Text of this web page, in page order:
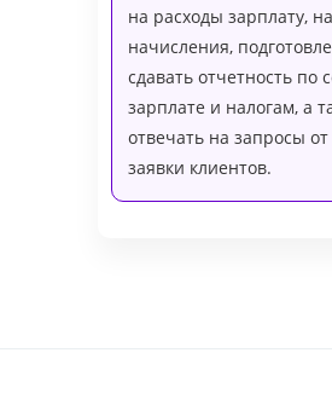
на расходы зарплату,
начисления,
сдавать отчетность по
зарплате и налогам, а
отвечать на запросы
заявки клиентов.